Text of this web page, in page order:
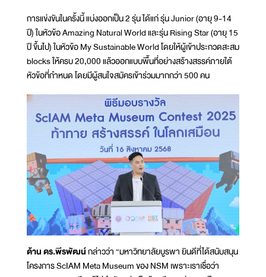
การแข่งขันในครั้งนี้ แบ่งออกเป็น 2 รุ่น ได้แก่ รุ่น Junior (อายุ 9-14
ปี) ในหัวข้อ Amazing Natural World และรุ่น Rising Star (อายุ 15
ปี ขึ้นไป) ในหัวข้อ My Sustainable World โดยให้ผู้เข้าประกวดสะสม
blocks ให้ครบ 20,000 แล้วออกแบบพื้นที่อย่างสร้างสรรค์ภายใต้
หัวข้อที่กำหนด โดยมีผู้สนใจสมัครเข้าร่วมมากกว่า 500 คน
ด้าน ดร.พีรพัฒน์กล่าวว่า “มหาวิทยาลัยบูรพา ยินดีที่ได้สนับสนุน
โครงการ ScIAM Meta Museum ของ NSM เพราะเราเชื่อว่า